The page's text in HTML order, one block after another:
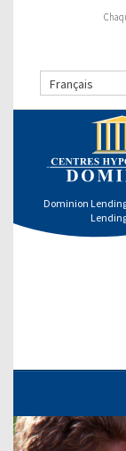
Français
Dominion